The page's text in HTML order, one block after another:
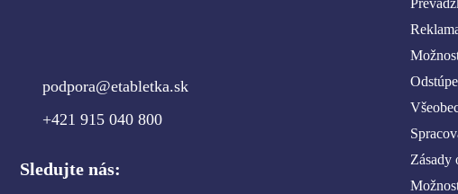
podpora@etabletka.sk
+421 915 040 800
Sledujte nás:
Zásady